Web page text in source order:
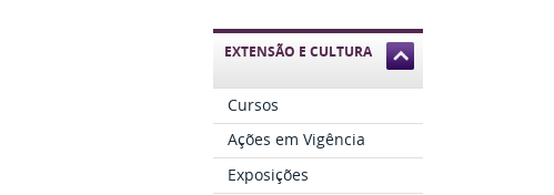
EXTENSÃO E CULTURA
Cursos
Ações em Vigência
Exposições